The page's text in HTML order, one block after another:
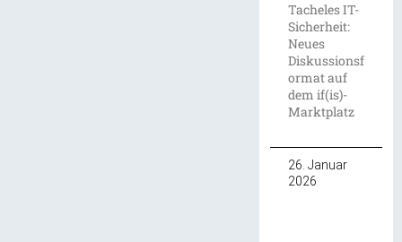
Tacheles IT-
Sicherheit:
Neues
Diskussionsf
ormat auf
dem if(is)-
Marktplatz
26. Januar
2026